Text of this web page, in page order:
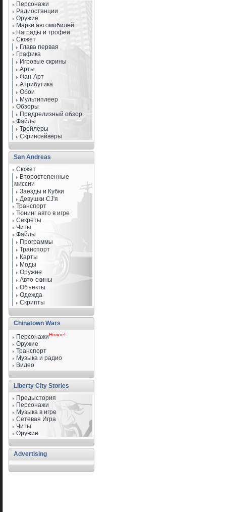
Персонажи
Радиостанции
Оружие
Марки автомобилей
Награды и трофеи
Сюжет
Глава первая
Графика
Игровые скрины
Арты
Фан-Арт
Атрибутика
Обои
Мультиплеер
Обзоры
Предрелизный обзор
Файлы
Трейлеры
Скринсейверы
San Andreas
Сюжет
Второстепенные
миссии
Заезды и Кубки
Девушки CJ'я
Транспорт
Тюнинг авто в игре
Секреты
Читы
Файлы
Программы
Транспорт
Карты
Моды
Оружие
Авто-скины
Объекты
Одежда
Скрипты
Chinatown Wars
ПерсонажиНовое!
Оружие
Транспорт
Музыка и радио
Видео
Liberty City Stories
Предыстория
Персонажи
Музыка в игре
Сетевая Игра
Читы
Оружие
Advertising